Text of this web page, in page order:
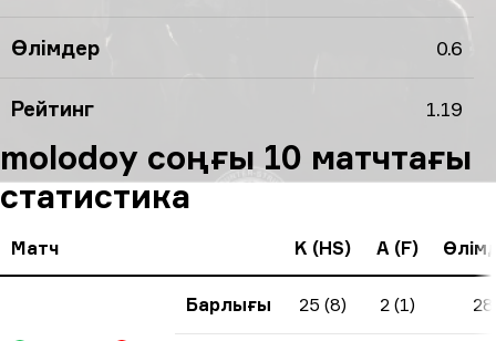
Өлімдер 0.6
Рейтинг 1.19
molodoy соңғы 10 матчтағы
статистика
Матч K (HS) A (F)
Барлығы 25 (8) 2 (1) 28